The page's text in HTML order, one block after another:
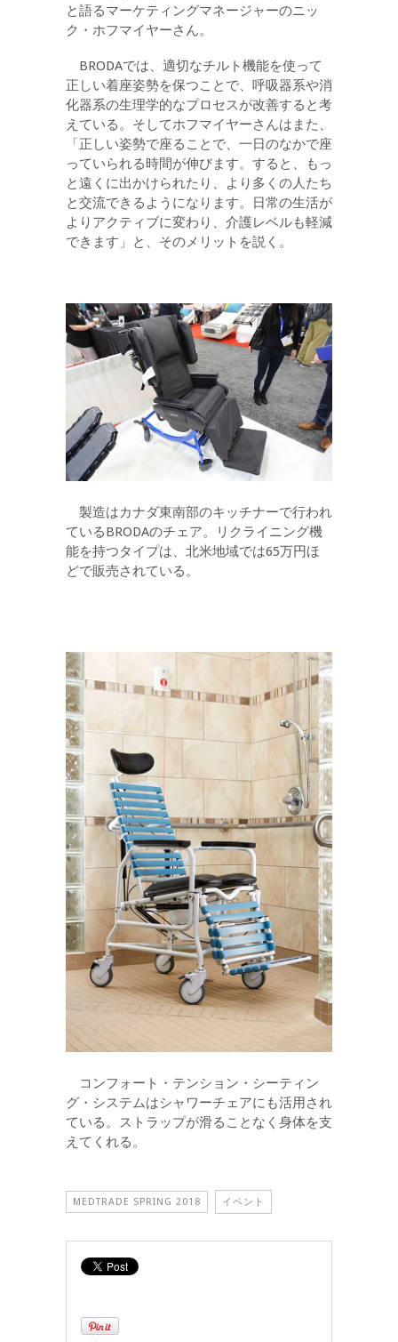
と語るマーケティングマネージャーのニッ
ク・ホフマイヤーさん。
BRODAでは、適切なチルト機能を使って
正しい着座姿勢を保つことで、呼吸器系や消
化器系の生理学的なプロセスが改善すると考
えている。そしてホフマイヤーさんはまた、
「正しい姿勢で座ることで、一日のなかで座
っていられる時間が伸びます。すると、もっ
と遠くに出かけられたり、より多くの人たち
と交流できるようになります。日常の生活が
よりアクティブに変わり、介護レベルも軽減
できます」と、そのメリットを説く。
製造はカナダ東南部のキッチナーで行われ
ているBRODAのチェア。リクライニング機
能を持つタイプは、北米地域では65万円ほ
どで販売されている。
コンフォート・テンション・シーティン
グ・システムはシャワーチェアにも活用され
ている。ストラップが滑ることなく身体を支
えてくれる。
MEDTRADE SPRING 2018 イベント